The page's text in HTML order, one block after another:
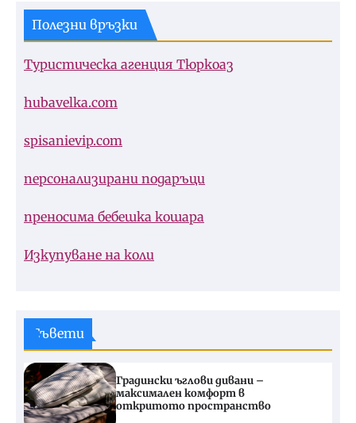
Полезни връзки
Туристическа агенция Тюркоаз
hubavelka.com
spisanievip.com
персонализирани подаръци
преносима бебешка кошара
Изкупуване на коли
Съвети
Градински ъглови дивани –
максимален комфорт в
откритото пространство